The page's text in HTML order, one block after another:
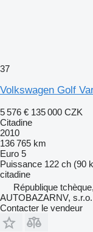
37
Volkswagen Golf
5 576 € 135 000 CZK
Citadine
2010
136 765 km
Euro 5
Puissance 122 ch (90
citadine
République
AUTOBAZARNV, s.r.o.
Contacter le vendeur